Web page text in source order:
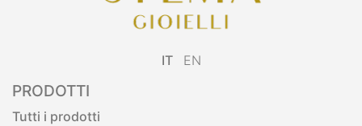
IT EN
PRODOTTI
Tutti i prodotti